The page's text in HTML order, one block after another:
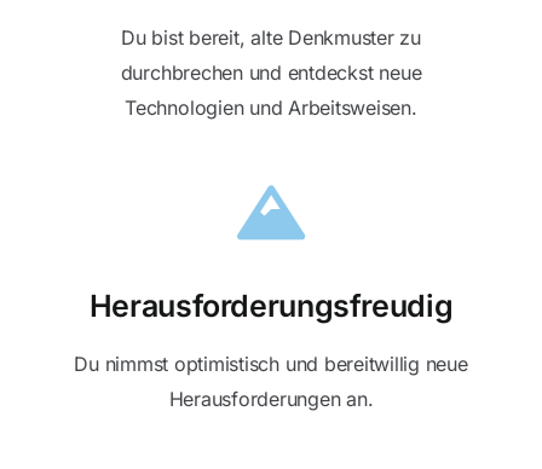
Du bist bereit, alte Denkmuster zu
durchbrechen und entdeckst neue
Technologien und Arbeitsweisen.
Herausforderungsfreudig
Du nimmst optimistisch und bereitwillig neue
Herausforderungen an.